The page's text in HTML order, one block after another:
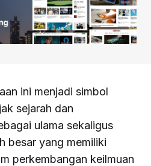
ini menjadi simbol
sejarah dan
ulama sekaligus
besar yang memiliki
perkembangan keilmuan